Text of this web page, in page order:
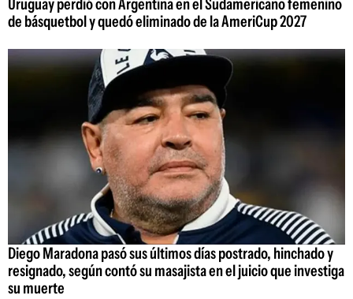
de básquetbol y quedó eliminado de la AmeriCup 2027
Diego Maradona pasó sus últimos días postrado, hinchado y
resignado, según contó su masajista en el juicio que investiga
su muerte